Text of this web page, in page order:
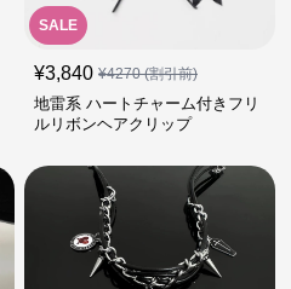
SALE
¥3,840 ¥4270(割引前)
地雷系 ハートチャーム付きフリ
ルリボンヘアクリップ